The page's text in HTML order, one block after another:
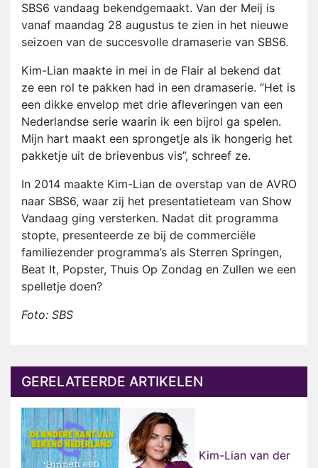
SBS6 vandaag bekendgemaakt. Van der Meij is
vanaf maandag 28 augustus te zien in het nieuwe
seizoen van de succesvolle dramaserie van SBS6.
Kim-Lian maakte in mei in de Flair al bekend dat
ze een rol te pakken had in een dramaserie. “Het is
een dikke envelop met drie afleveringen van een
Nederlandse serie waarin ik een bijrol ga spelen.
Mijn hart maakt een sprongetje als ik hongerig het
pakketje uit de brievenbus vis”, schreef ze.
In 2014 maakte Kim-Lian de overstap van de AVRO
naar SBS6, waar zij het presentatieteam van Show
Vandaag ging versterken. Nadat dit programma
stopte, presenteerde ze bij de commerciële
familiezender programma’s als Sterren Springen,
Beat It, Popster, Thuis Op Zondag en Zullen we een
spelletje doen?
Foto: SBS
GERELATEERDE ARTIKELEN
Kim-Lian van der